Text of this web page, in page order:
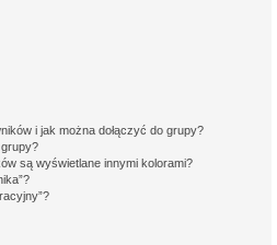
i jak można dołączyć do grupy?
są wyświetlane innymi kolorami?